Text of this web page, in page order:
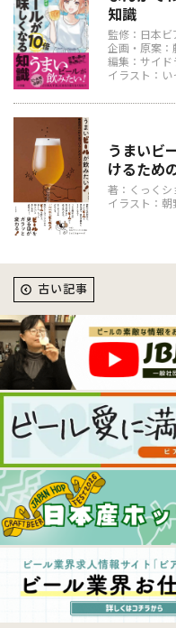
知識
監修：日本ビ
企画・原案：
編集：サイド
イラスト：い
うまいビ
けるため
著：くっくシ
イラスト：朝
古い記事